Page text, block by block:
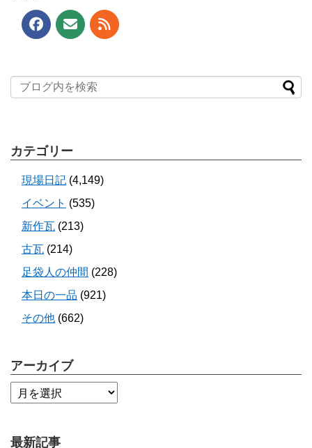
カテゴリー
現場日記 (4,149)
イベント (535)
新作瓦 (213)
古瓦 (214)
足袋人の仲間 (228)
本日の一品 (921)
その他 (662)
アーカイブ
最新記事